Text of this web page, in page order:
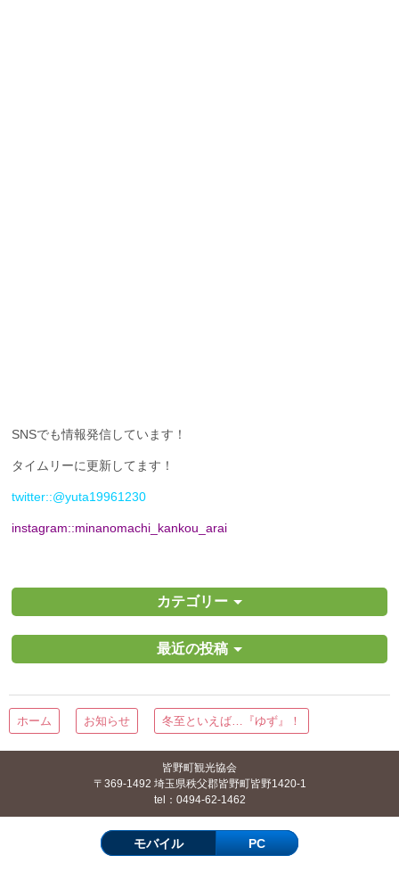
SNSでも情報発信しています！
タイムリーに更新してます！
twitter::@yuta19961230
instagram::minanomachi_kankou_arai
カテゴリー
最近の投稿
ホーム お知らせ 冬至といえば…『ゆず』！
皆野町観光協会
〒369-1492 埼玉県秩父郡皆野町皆野1420-1
tel：0494-62-1462
モバイル PC